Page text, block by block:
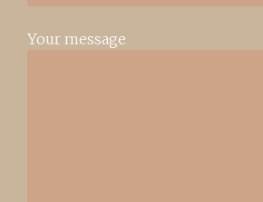
Your message